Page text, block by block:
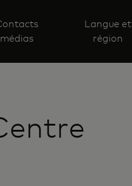
médias
Langue et
région